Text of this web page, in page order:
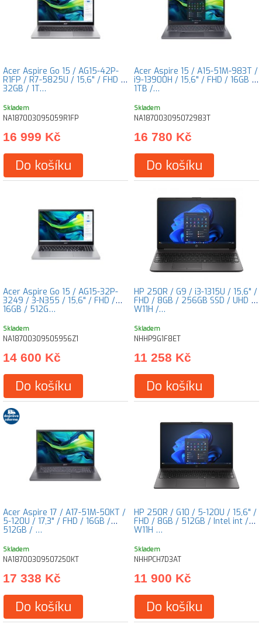
Acer Aspire Go 15 / AG15-42P-
R1FP / R7-5825U / 15,6" / FHD /
32GB / 1T…
Skladem
NA187003095059R1FP
16 999 Kč
Do košíku
Acer Aspire 15 / A15-51M-983T /
i9-13900H / 15,6" / FHD / 16GB /
1TB /…
Skladem
NA187003095072983T
16 780 Kč
Do košíku
Acer Aspire Go 15 / AG15-32P-
3249 / 3-N355 / 15,6" / FHD /
16GB / 512G…
Skladem
NA18700309505956Z1
14 600 Kč
Do košíku
HP 250R / G9 / i3-1315U / 15,6" /
FHD / 8GB / 256GB SSD / UHD /
W11H /…
Skladem
NHHP9G1F8ET
11 258 Kč
Do košíku
Acer Aspire 17 / A17-51M-50KT /
5-120U / 17,3" / FHD / 16GB /
512GB / …
Skladem
NA18700309507250KT
17 338 Kč
Do košíku
HP 250R / G10 / 5-120U / 15,6" /
FHD / 8GB / 512GB / Intel int /
W11H …
Skladem
NHHPCH7D3AT
11 900 Kč
Do košíku